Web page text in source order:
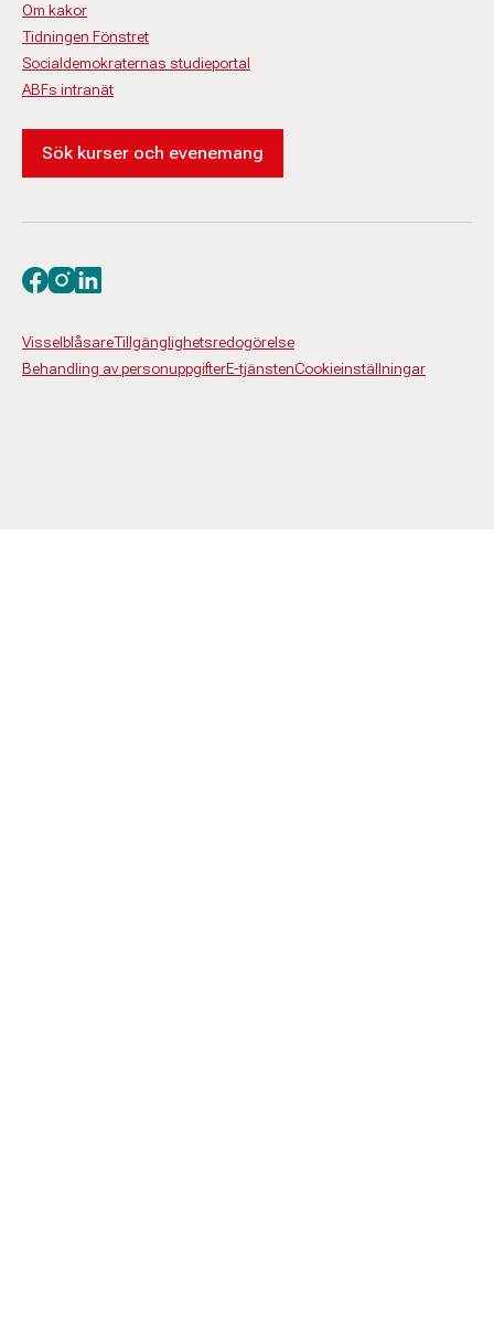
Om kakor
Tidningen Fönstret
Socialdemokraternas studieportal
ABFs intranät
Sök kurser och evenemang
VisselblåsareTillgänglighetsredogörelse
Behandling av personuppgifterE-tjänstenCookieinställningar
Besök oss på facebook
Besök oss på instagram
Besök oss på linkedin